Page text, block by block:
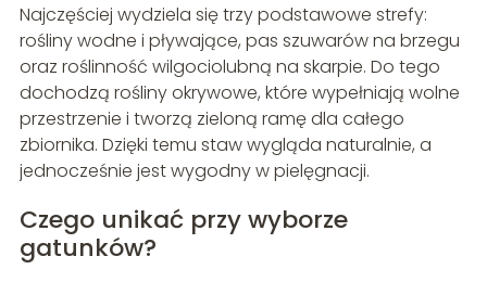
Najczęściej wydziela się trzy podstawowe strefy:
rośliny wodne i pływające, pas szuwarów na brzegu
oraz roślinność wilgociolubną na skarpie. Do tego
dochodzą rośliny okrywowe, które wypełniają wolne
przestrzenie i tworzą zieloną ramę dla całego
zbiornika. Dzięki temu staw wygląda naturalnie, a
jednocześnie jest wygodny w pielęgnacji.
Czego unikać przy wyborze
gatunków?